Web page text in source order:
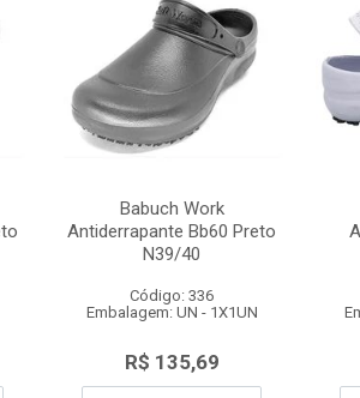
Babuch Work
Antiderrapante Bb60 Preto
N39/40
Código: 336
Embalagem: UN - 1X1UN
R$ 135,69